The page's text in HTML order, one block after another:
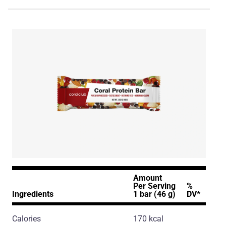
Ingredients
Amount
Per Serving
1 bar (46 g)
%
DV*
Calories 170 kcal